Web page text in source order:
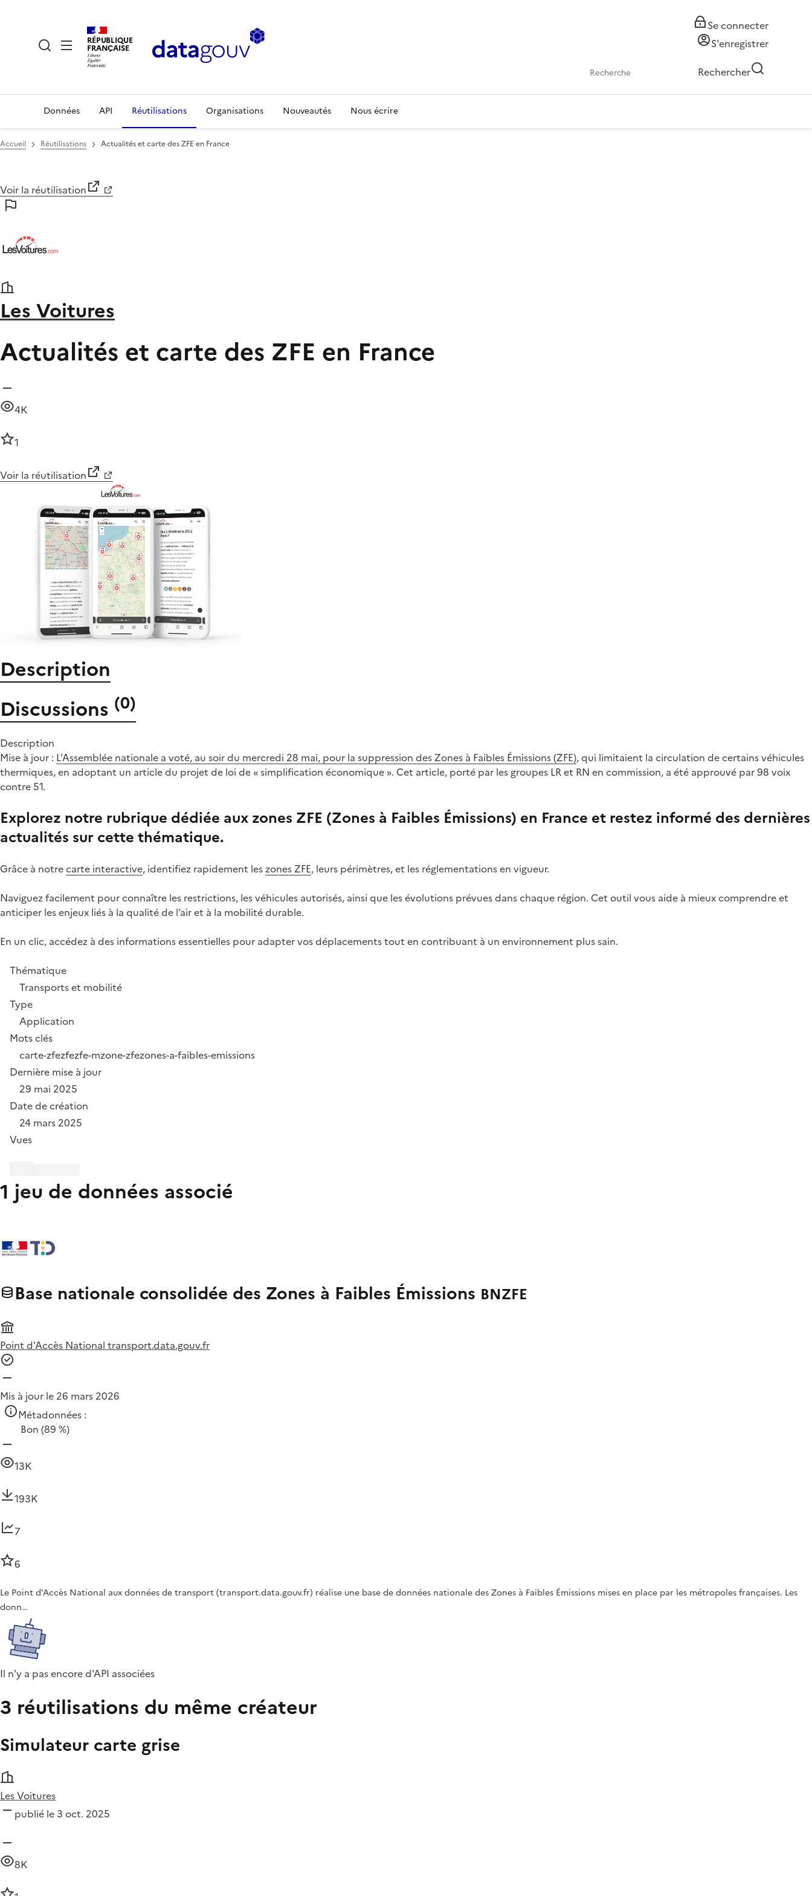
RÉPUBLIQUE
FRANÇAISE
Se connecter
S'enregistrer
Rechercher
Données API Réutilisations Organisations Nouveautés Nous écrire
Accueil Réutilisations Actualités et carte des ZFE en France
Voir la réutilisation
Les Voitures
Actualités et carte des ZFE en France
4K
1
Voir la réutilisation
Description
Discussions (0)
Description
Mise à jour : L’Assemblée nationale a voté, au soir du mercredi 28 mai, pour la suppression des Zones à Faibles Émissions (ZFE), qui limitaient la circulation de certains véhicules
thermiques, en adoptant un article du projet de loi de « simplification économique ». Cet article, porté par les groupes LR et RN en commission, a été approuvé par 98 voix
contre 51.
Explorez notre rubrique dédiée auxzones ZFE (Zones à Faibles Émissions) en France et restez informé des dernières
actualités sur cette thématique.
Grâce à notrecarte interactive, identifiez rapidement leszones ZFE, leurs périmètres, et les réglementations en vigueur.
Naviguez facilement pour connaître les restrictions, les véhicules autorisés, ainsi que les évolutions prévues dans chaque région. Cet outil vous aide à mieux comprendre et
anticiper les enjeux liés à la qualité de l’air et à la mobilité durable.
En un clic, accédez à des informations essentielles pour adapter vos déplacements tout en contribuant à un environnement plus sain.
Thématique
Transports et mobilité
Type
Application
Mots clés
carte-zfezfezfe-mzone-zfezones-a-faibles-emissions
Dernière mise à jour
29 mai 2025
Date de création
24 mars 2025
Vues
1 jeu de données associé
Base nationale consolidée des Zones à Faibles Émissions BNZFE
Point d'Accès National transport.data.gouv.fr
Mis à jour le 26 mars 2026
Métadonnées :
Bon (89 %)
13K
193K
7
6
Le Point d'Accès National aux données de transport (transport.data.gouv.fr) réalise une base de données nationale des Zones à Faibles Émissions mises en place par les métropoles françaises. Les
donn…
Il n'y a pas encore d'API associées
3 réutilisations du même créateur
Simulateur carte grise
Les Voitures
publié le 3 oct. 2025
8K